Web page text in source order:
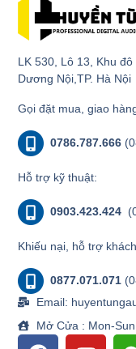
LK 530, Lô 13, Khu
Dương Nội,TP. Hà Nội
Gọi đặt mua, giao
0786.787.666
Hỗ trợ kỹ thuật:
0903.423.424
Khiếu nại, hỗ trợ
0877.071.071
Email:
Mở Cửa : Mon-